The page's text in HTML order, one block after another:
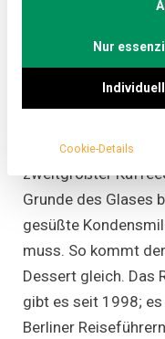
Mittagessen im
unterhalten.
Zur Begrüßung
auf vietnamesische
zweitgrößter
Grunde des Glases
gesüßte
muss. So kommt
Dessert gleich. Das
gibt es seit 1998;
Berliner
Nur
Cookie-Details